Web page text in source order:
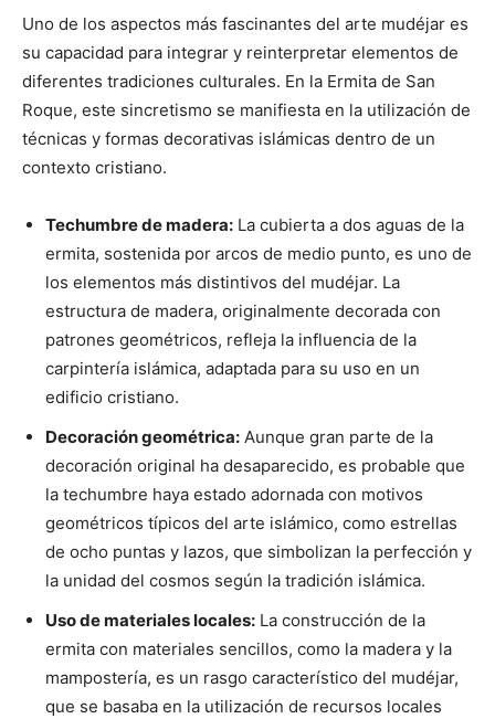
Uno de los aspectos más fascinantes del arte mudéjar es
su capacidad para integrar y reinterpretar elementos de
diferentes tradiciones culturales. En la Ermita de San
Roque, este sincretismo se manifiesta en la utilización de
técnicas y formas decorativas islámicas dentro de un
contexto cristiano.
Techumbre de madera: La cubierta a dos aguas de la
ermita, sostenida por arcos de medio punto, es uno de
los elementos más distintivos del mudéjar. La
estructura de madera, originalmente decorada con
patrones geométricos, refleja la influencia de la
carpintería islámica, adaptada para su uso en un
edificio cristiano.
Decoración geométrica: Aunque gran parte de la
decoración original ha desaparecido, es probable que
la techumbre haya estado adornada con motivos
geométricos típicos del arte islámico, como estrellas
de ocho puntas y lazos, que simbolizan la perfección y
la unidad del cosmos según la tradición islámica.
Uso de materiales locales: La construcción de la
ermita con materiales sencillos, como la madera y la
mampostería, es un rasgo característico del mudéjar,
que se basaba en la utilización de recursos locales